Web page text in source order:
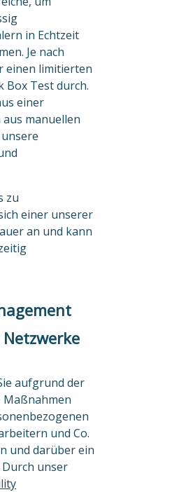
in Echtzeit
Je nach
einen limitierten
Box Test durch.
einer
manuellen
zu
einer unserer
an und kann
aufgrund der
Maßnahmen
und Co.
und darüber ein
unser